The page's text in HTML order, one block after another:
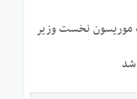
موریسون نخست وزیر
شد